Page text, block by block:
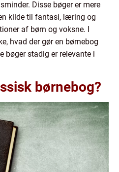
Disse bøger er mere
kilde til fantasi, læring og
af børn og voksne. I
hvad der gør en børnebog
bøger stadig er relevante i
børnebog?